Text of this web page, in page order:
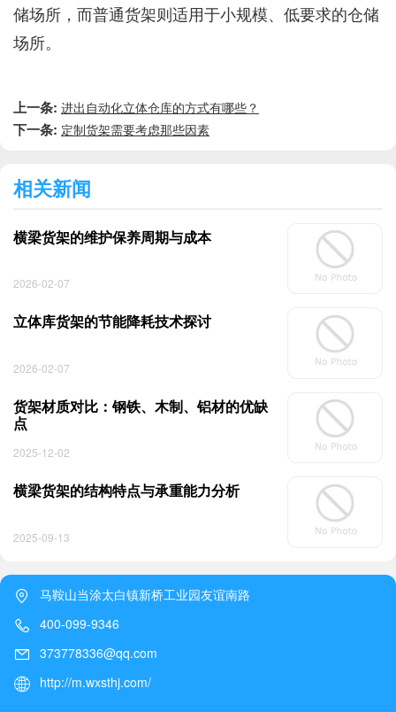
储场所，而普通货架则适用于小规模、低要求的仓储
场所。
上一条: 进出自动化立体仓库的方式有哪些？
下一条: 定制货架需要考虑那些因素
相关新闻
横梁货架的维护保养周期与成本
2026-02-07
立体库货架的节能降耗技术探讨
2026-02-07
货架材质对比：钢铁、木制、铝材的优缺
点
2025-12-02
横梁货架的结构特点与承重能力分析
2025-09-13
马鞍山当涂太白镇新桥工业园友谊南路
400-099-9346
373778336@qq.com
http://m.wxsthj.com/